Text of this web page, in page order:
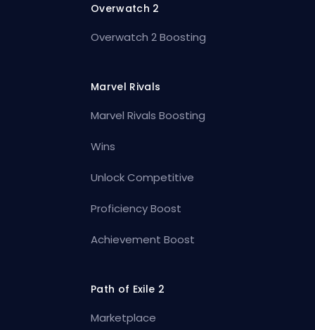
Overwatch 2
Overwatch 2 Boosting
Marvel Rivals
Marvel Rivals Boosting
Wins
Unlock Competitive
Proficiency Boost
Achievement Boost
Path of Exile 2
Marketplace